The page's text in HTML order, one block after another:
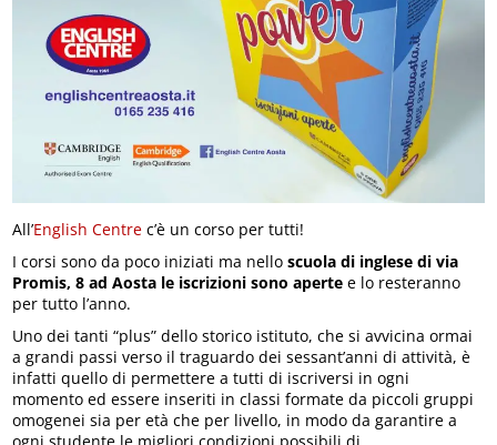
All’English Centre c’è un corso per tutti!
I corsi sono da poco iniziati ma nelloscuola di inglese di via
Promis, 8 ad Aosta le iscrizioni sono aperte e lo resteranno
per tutto l’anno.
Uno dei tanti “plus” dello storico istituto, che si avvicina ormai
a grandi passi verso il traguardo dei sessant’anni di attività, è
infatti quello di permettere a tutti di iscriversi in ogni
momento ed essere inseriti in classi formate da piccoli gruppi
omogenei sia per età che per livello, in modo da garantire a